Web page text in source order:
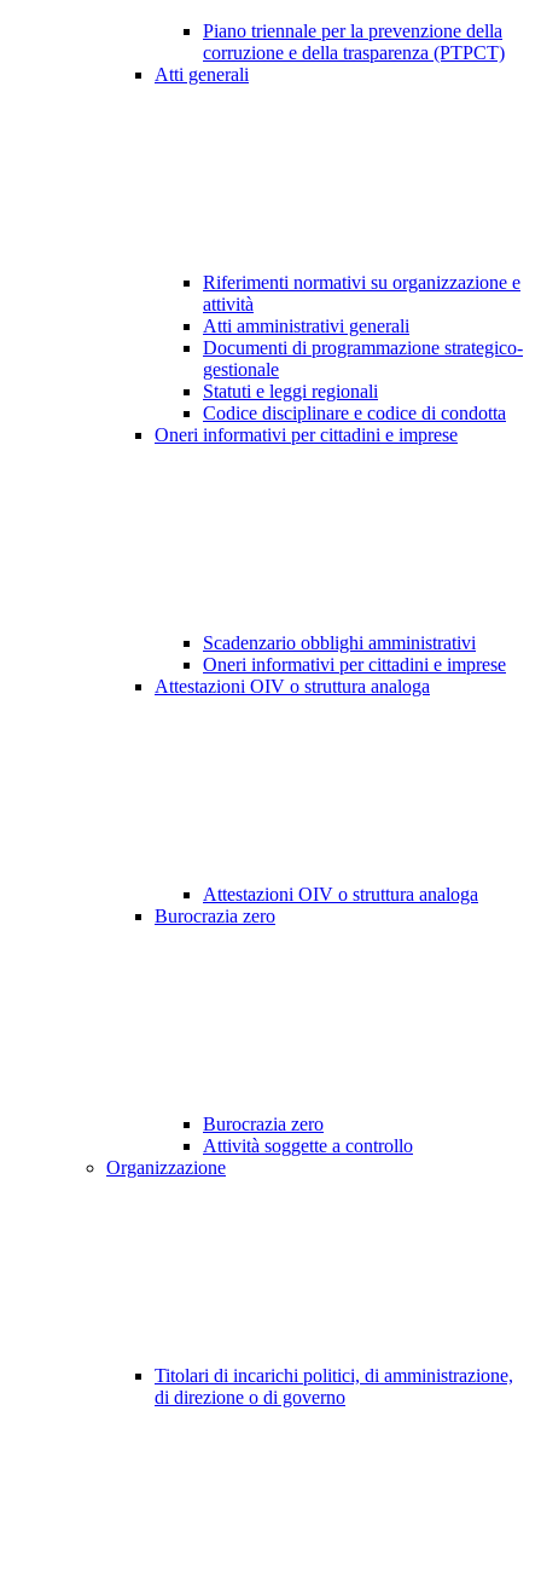
Piano triennale per la prevenzione della
corruzione e della trasparenza (PTPCT)
Atti generali
Riferimenti normativi su organizzazione e
attività
Atti amministrativi generali
Documenti di programmazione strategico-
gestionale
Statuti e leggi regionali
Codice disciplinare e codice di condotta
Oneri informativi per cittadini e imprese
Scadenzario obblighi amministrativi
Oneri informativi per cittadini e imprese
Attestazioni OIV o struttura analoga
Attestazioni OIV o struttura analoga
Burocrazia zero
Burocrazia zero
Attività soggette a controllo
Organizzazione
Titolari di incarichi politici, di amministrazione,
di direzione o di governo